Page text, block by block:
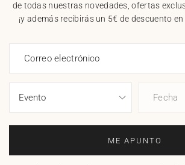
de todas nuestras novedades, ofertas
¡y además recibirás un 5€ de descuento
Correo electrónico
Fecha
ME APUNTO